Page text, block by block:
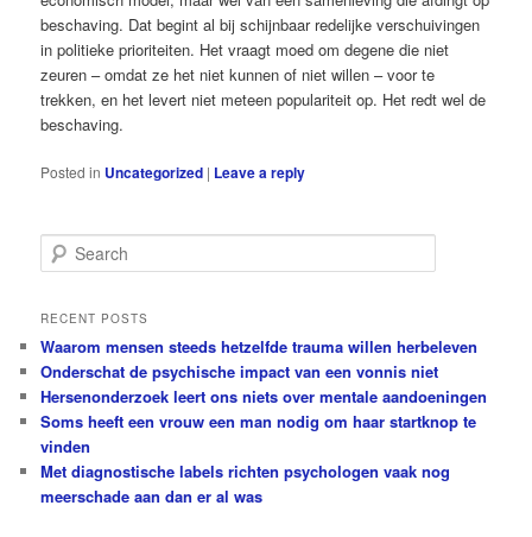
beschaving. Dat begint al bij schijnbaar redelijke verschuivingen
in politieke prioriteiten. Het vraagt moed om degene die niet
zeuren – omdat ze het niet kunnen of niet willen – voor te
trekken, en het levert niet meteen populariteit op. Het redt wel de
beschaving.
Posted in Uncategorized | Leave a reply
e
r
h
RECENT POSTS
Waarom mensen steeds hetzelfde trauma willen herbeleven
Onderschat de psychische impact van een vonnis niet
Hersenonderzoek leert ons niets over mentale aandoeningen
Soms heeft een vrouw een man nodig om haar startknop te
vinden
Met diagnostische labels richten psychologen vaak nog
meerschade aan dan er al was